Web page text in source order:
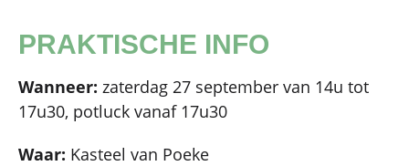
PRAKTISCHE INFO
Wanneer: zaterdag 27 september van 14u tot
17u30, potluck vanaf 17u30
Waar: Kasteel van Poeke